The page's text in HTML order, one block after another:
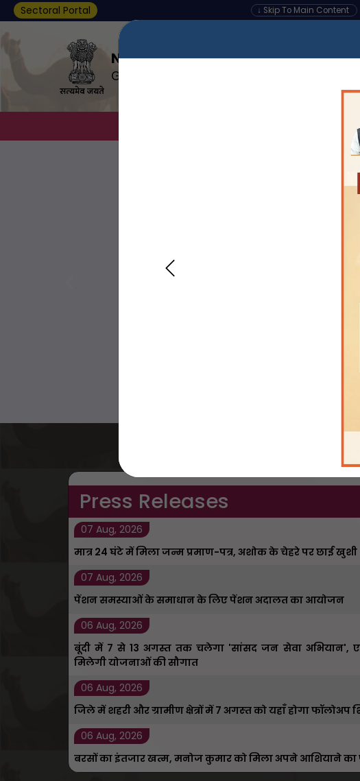
Sectoral Portal ↓ Skip To Main Content
Nagar Palika, BHUSAWAR
Government of Rajasthan
Press Releases
07 Aug, 2026
मात्र 24 घंटे में मिला जन्म प्रमाण-पत्र, अशोक के चेहरे पर छाई खुशी
07 Aug, 2026
पेंशन समस्याओं के समाधान के लिए पेंशन अदालत का आयोजन
06 Aug, 2026
बूंदी में 7 से 13 अगस्त तक चलेगा 'सांसद जन सेवा अभियान',
मिलेगी योजनाओं की सौगात
06 Aug, 2026
जिले में शहरी और ग्रामीण क्षेत्रों में 7 अगस्‍त को यहाँ होगा फॉलोअप
06 Aug, 2026
बरसों का इंतजार खत्म, मनोज कुमार को मिला अपने आशियाने का